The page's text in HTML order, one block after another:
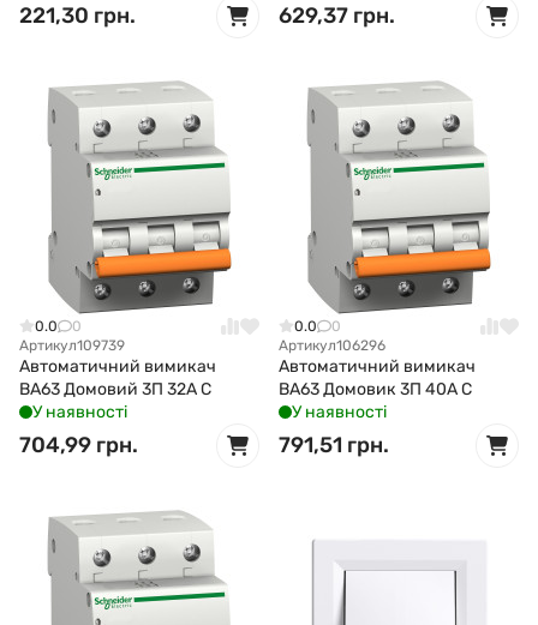
221,30 грн. 629,37 грн.
0.0
0
Артикул109739
Автоматичний вимикач
ВА63 Домовий 3П 32А С
У наявності
704,99 грн.
0.0
0
Артикул106296
Автоматичний вимикач
ВА63 Домовик 3П 40А С
У наявності
791,51 грн.